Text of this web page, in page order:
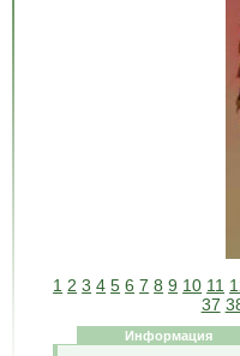
1 2 3 4 5 6 7 8 9 10 11
37
Информация